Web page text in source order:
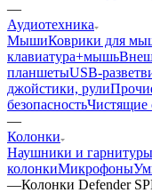
—
Аудиотехника
МышиКоврики для
клавиатура+мышь
планшетыUSB-
джойстики, рули
безопасностьЧистящие
—
Колонки
Наушники и гарнитуры
колонкиМикрофоны
—Колонки Defender